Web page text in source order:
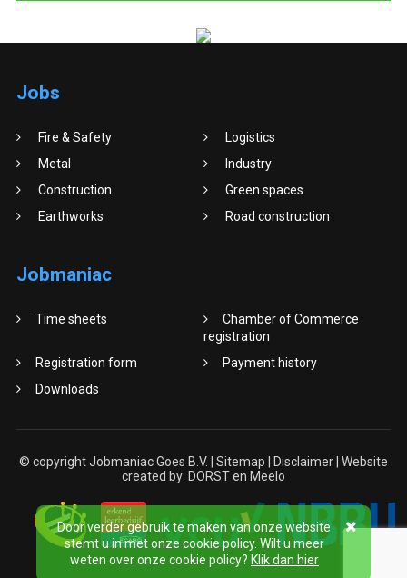
Jobs
Fire & Safety
Logistics
Metal
Industry
Construction
Green spaces
Earthworks
Road construction
Jobmaniac
Time sheets
Chamber of Commerce
registration
Registration form
Payment history
Downloads
© copyright Jobmaniac Goes B.V. | Sitemap Disclaimer | Website
created by: DORSTen Meelo
Door verder gebruik te maken van onze website
stemt u in met onze cookie policy. Wilt u meer
weten over onze cookie policy? Klik dan hier